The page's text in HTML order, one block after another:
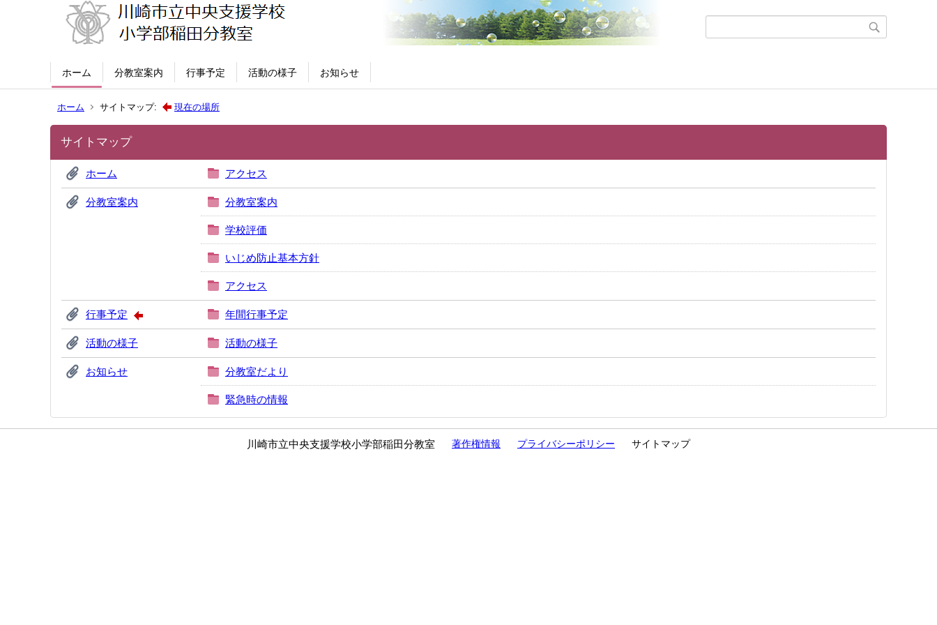
ホーム 分教室案内 行事予定 活動の様子 お知らせ
ホーム サイトマップ: 現在の場所
サイトマップ
ホーム アクセス
分教室案内 分教室案内
学校評価
いじめ防止基本方針
アクセス
行事予定 年間行事予定
活動の様子 活動の様子
お知らせ 分教室だより
緊急時の情報
川崎市立中央支援学校小学部稲田分教室 著作権情報 プライバシーポリシー サイトマップ